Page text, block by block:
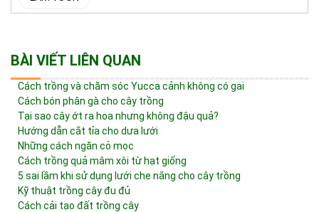
BÀI VIẾT LIÊN QUAN
Cách trồng và chăm sóc Yucca cảnh không có gai
Cách bón phân gà cho cây trồng
Tại sao cây ớt ra hoa nhưng không đậu quả?
Hướng dẫn cắt tỉa cho dưa lưới
Những cách ngăn cỏ mọc
Cách trồng quả mâm xôi từ hạt giống
5 sai lầm khi sử dụng lưới che nắng cho cây trồng
Kỹ thuật trồng cây đu đủ
Cách cải tạo đất trồng cây